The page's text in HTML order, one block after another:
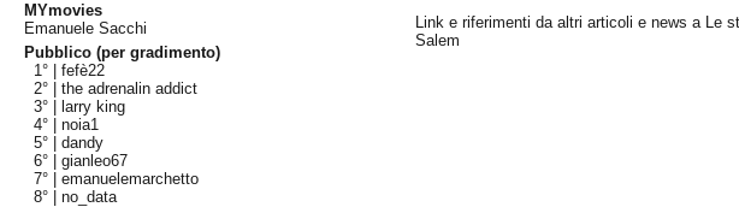
MYmovies
Emanuele Sacchi
Pubblico (per gradimento)
1° |fefè22
2° |the adrenalin addict
3° |
larry king
4° |noia1
5° |dandy
6° |gianleo67
7° |emanuelemarchetto
8° |no_data
Link e riferimenti da altri articoli e news a Le
Salem